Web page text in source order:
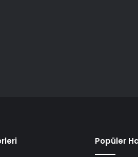
Popüler